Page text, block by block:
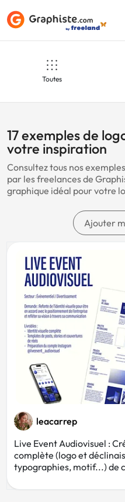
Toutes
Crème
Spa
Pastel
Pêche
17 exemples de
votre inspiration
Consultez tous nos
par les freelances de
graphique idéal pour votre
Ajouter
leacarrep
Live Event Audiovisuel :
complète (logo et
typographies, motif...) de